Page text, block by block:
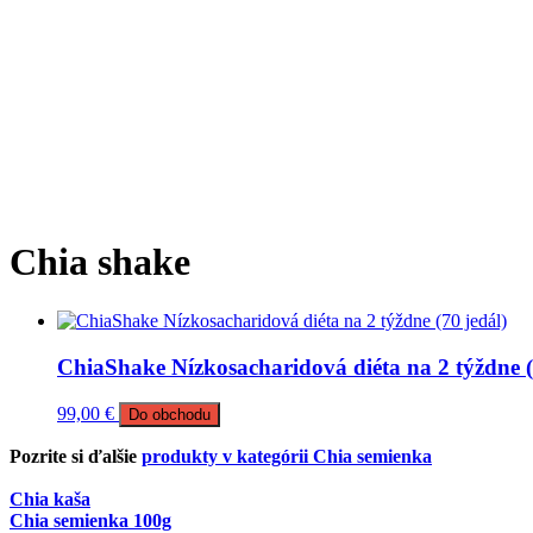
Chia shake
ChiaShake Nízkosacharidová diéta na 2 týždne
99,00 € Do obchodu
Pozrite si ďalšie produkty v kategórii Chia semienka
Chia kaša
Chia semienka 100g